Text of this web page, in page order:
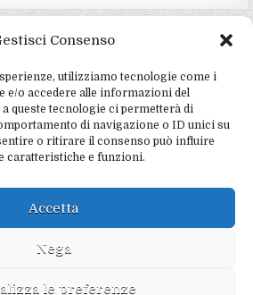
Consenso
utilizziamo tecnologie come i
e/o accedere alle informazioni del
queste tecnologie ci permetterà di
di navigazione o ID unici su
o ritirare il consenso può influire
caratteristiche e funzioni.
Accetta
Nega
le preferenze
CATEGORIE DEL SITO
(3)
(4)